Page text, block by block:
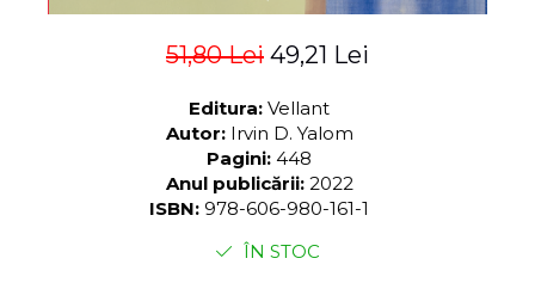
51,80 Lei 49,21 Lei
Editura: Vellant
Autor: Irvin D. Yalom
Pagini: 448
Anul publicării: 2022
ISBN: 978-606-980-161-1
ÎN STOC